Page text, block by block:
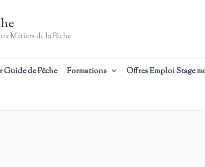
Métiers de la Pêche
de Pêche Formations Offres Emploi Stage